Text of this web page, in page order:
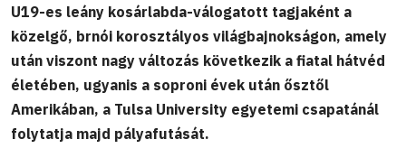
U19-es leány kosárlabda-válogatott tagjaként a
közelgő, brnói korosztályos világbajnokságon, amely
után viszont nagy változás következik a fiatal hátvéd
életében, ugyanis a soproni évek után ősztől
Amerikában, a Tulsa University egyetemi csapatánál
folytatja majd pályafutását.